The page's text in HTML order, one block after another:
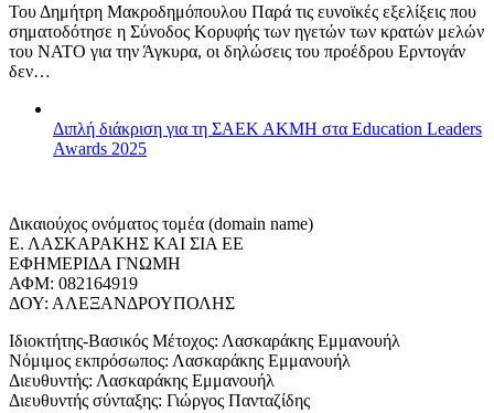
Του Δημήτρη Μακροδημόπουλου Παρά τις ευνοϊκές εξελίξεις που
σηματοδότησε η Σύνοδος Κορυφής των ηγετών των κρατών μελών
του ΝΑΤΟ για την Άγκυρα, οι δηλώσεις του προέδρου Ερντογάν
δεν…
Διπλή διάκριση για τη ΣΑΕΚ ΑΚΜΗ στα Education Leaders
Awards 2025
Δικαιούχος ονόματος τομέα (domain name)
Ε. ΛΑΣΚΑΡΑΚΗΣ ΚΑΙ ΣΙΑ ΕΕ
ΕΦΗΜΕΡΙΔΑ ΓΝΩΜΗ
ΑΦΜ: 082164919
ΔΟΥ: ΑΛΕΞΑΝΔΡΟΥΠΟΛΗΣ
Ιδιοκτήτης-Βασικός Μέτοχος: Λασκαράκης Εμμανουήλ
Νόμιμος εκπρόσωπος: Λασκαράκης Εμμανουήλ
Διευθυντής: Λασκαράκης Εμμανουήλ
Διευθυντής σύνταξης: Γιώργος Πανταζίδης